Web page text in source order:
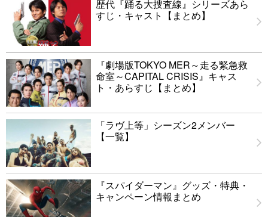
歴代『踊る大捜査線』シリーズあら
すじ・キャスト【まとめ】
『劇場版TOKYO MER～走る緊急救
命室～CAPITAL CRISIS』キャス
ト・あらすじ【まとめ】
「ラヴ上等」シーズン2メンバー
【一覧】
『スパイダーマン』グッズ・特典・
キャンペーン情報まとめ